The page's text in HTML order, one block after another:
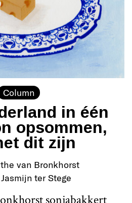
Column
in één
opsommen,
dit zijn
van Bronkhorst
Jasmijn ter Stege
sonjabakkert